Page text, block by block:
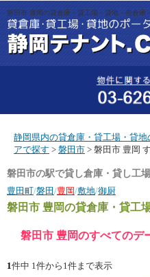
磐田市 豊岡の貸倉庫・貸工場・貸地・売倉庫
静岡県内の貸倉庫・貸工場・貸
アで探す > 磐田市 > 磐田市 豊岡
磐田市の駅で貸し倉庫・貸し工
豊田町/磐田 /豊岡/敷地/御厨
磐田市 豊岡の貸倉庫・貸工
磐田市 豊岡のすべてのデ
1件中 1件から1件まで表示